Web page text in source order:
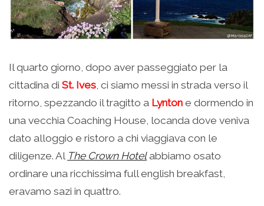
Il quarto giorno, dopo aver passeggiato per la
cittadina di St. Ives, ci siamo messi in strada verso il
ritorno, spezzando il tragitto a Lynton e dormendo in
una vecchia Coaching House, locanda dove veniva
dato alloggio e ristoro a chi viaggiava con le
diligenze. Al The Crown Hotelabbiamo osato
ordinare una ricchissima full english breakfast,
eravamo sazi in quattro.